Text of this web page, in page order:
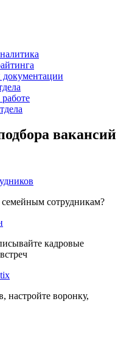
документации
вакансий
семейным сотрудникам?
кадровые
настройте воронку,